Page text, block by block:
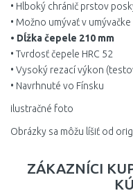
• Hlboký chránič prstov
• Možno umývať v umývačke
• Dĺžka čepele 210 mm
• Tvrdosť čepele HRC 52
• Vysoký rezací výkon
• Navrhnuté vo Fínsku
ilustračné foto
Obrázky sa môžu líšiť od
ZÁKAZNÍCI